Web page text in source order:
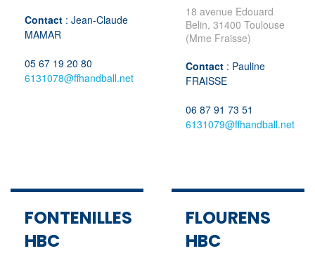
Contact : Jean-Claude
MAMAR
05 67 19 20 80
6131078@ffhandball.net
18 avenue Edouard
Belin, 31400 Toulouse
(Mme Fraisse)
Contact : Pauline
FRAISSE
06 87 91 73 51
6131079@ffhandball.net
FONTENILLES
HBC
FLOURENS
HBC